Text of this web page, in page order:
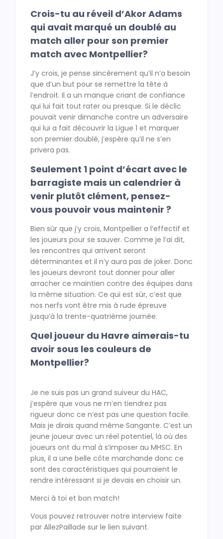
Crois-tu au réveil d’Akor Adams
qui avait marqué un doublé au
match aller pour son premier
match avec Montpellier?
J’y crois, je pense sincèrement qu’il n’a besoin
que d’un but pour se remettre la tête à
l’endroit. Il a un manque criant de confiance
qui lui fait tout rater ou presque. Si le déclic
pouvait venir dimanche contre un adversaire
qui lui a fait découvrir la Ligue 1 et marquer
son premier doublé, j’espère qu’il ne s’en
privera pas.
Seulement 1 point d’écart avec le
barragiste mais un calendrier à
venir plutôt clément, pensez-
vous pouvoir vous maintenir ?
Bien sûr que j’y crois, Montpellier a l’effectif et
les joueurs pour se sauver. Comme je l’ai dit,
les rencontres qui arrivent seront
déterminantes et il n’y aura pas de joker. Donc
les joueurs devront tout donner pour aller
arracher ce maintien contre des équipes dans
la même situation. Ce qui est sûr, c’est que
nos nerfs vont être mis à rude épreuve
jusqu’à la trente-quatrième journée.
Quel joueur du Havre aimerais-tu
avoir sous les couleurs de
Montpellier?
Je ne suis pas un grand suiveur du HAC,
j’espère que vous ne m’en tiendrez pas
rigueur donc ce n’est pas une question facile.
Mais je dirais quand même Sangante. C’est un
jeune joueur avec un réel potentiel, là où des
joueurs ont du mal à s’imposer au MHSC. En
plus, il a une belle côte marchande donc ce
sont des caractéristiques qui pourraient le
rendre intéressant si je devais en choisir un.
Merci à toi et bon match!
Vous pouvez retrouver notre interview faite
par AllezPaillade sur le lien suivant.